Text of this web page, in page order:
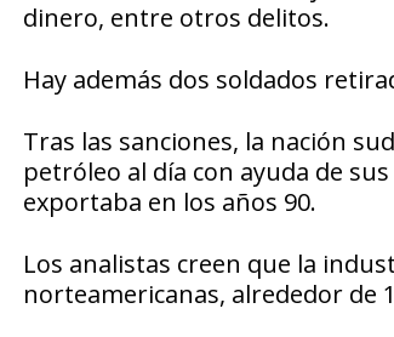
dinero, entre otros delitos.
Hay además dos soldados
Tras las sanciones, la nación
petróleo al día con ayuda de
exportaba en los años 90.
Los analistas creen que la
norteamericanas, alrededor de